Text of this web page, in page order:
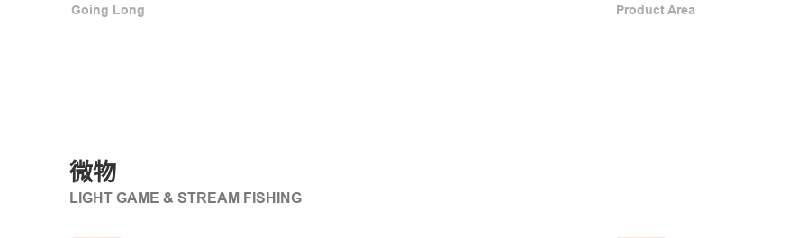
Going Long Product Area
微物
LIGHT GAME & STREAM FISHING